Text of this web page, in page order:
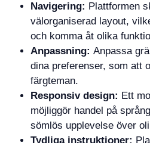
Navigering: Plattformen
välorganiserad layout,
och komma åt olika
Anpassning: Anpassa
dina preferenser, som att
färgteman.
Responsiv design: Ett
möjliggör handel på
sömlös upplevelse över
Tydliga instruktioner: